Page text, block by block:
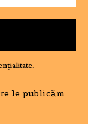
.
le publicăm